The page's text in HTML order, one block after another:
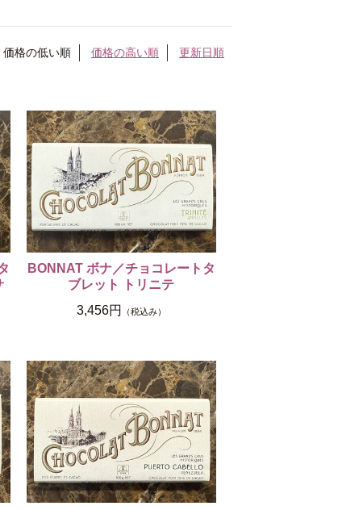
価格の低い順 価格の高い順 更新日順
BONNAT ボナ／チョコレートタ
ブレット トリニテ
3,456円
（税込み）